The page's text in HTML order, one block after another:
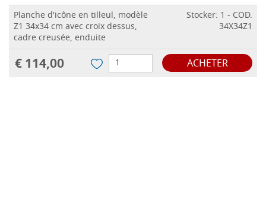
Planche d'icône en tilleul, modèle
Z1 34x34 cm avec croix dessus,
cadre creusée, enduite
Stocker: 1 - COD.
34X34Z1
€ 114,00 ACHETER